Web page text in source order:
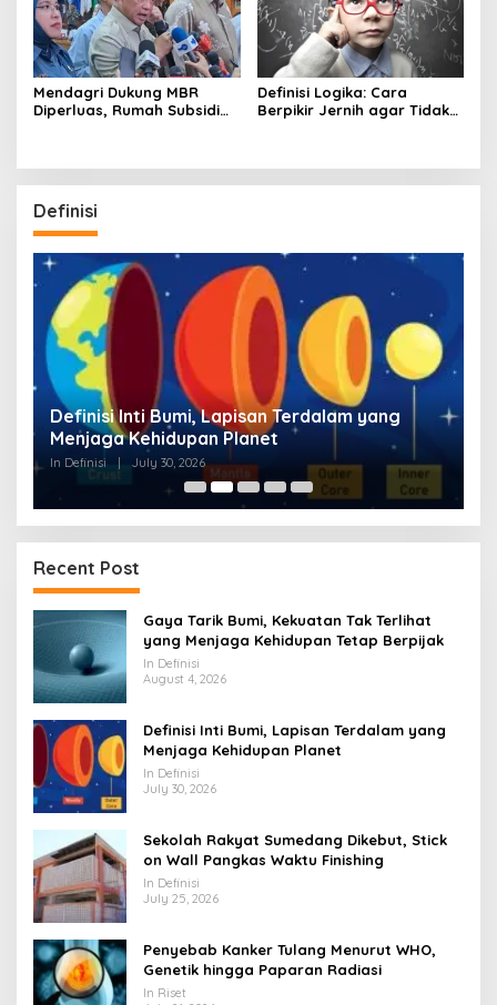
Mendagri Dukung MBR
Diperluas, Rumah Subsidi
Definisi Logika: Cara
Berpikir Jernih agar Tidak
Definisi
Definisi Inti Bumi, Lapisan Terdalam yang
Menjaga Kehidupan Planet
In Definisi | July 30, 2026
Recent Post
Gaya Tarik Bumi, Kekuatan Tak Terlihat
yang Menjaga Kehidupan Tetap Berpijak
In Definisi
August 4, 2026
Definisi Inti Bumi, Lapisan Terdalam yang
Menjaga Kehidupan Planet
In Definisi
July 30, 2026
Sekolah Rakyat Sumedang Dikebut, Stick
on Wall Pangkas Waktu Finishing
In Definisi
July 25, 2026
Penyebab Kanker Tulang Menurut WHO,
Genetik hingga Paparan Radiasi
In Riset